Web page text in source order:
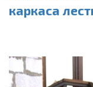
каркаса